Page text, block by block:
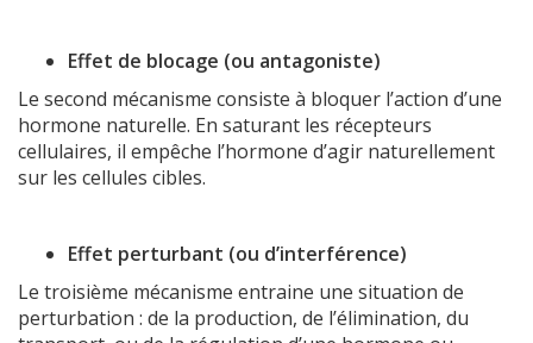
Effet de blocage (ou antagoniste)
Le second mécanisme consiste à bloquer l’action d’une
hormone naturelle. En saturant les récepteurs
cellulaires, il empêche l’hormone d’agir naturellement
sur les cellules cibles.
Effet perturbant (ou d’interférence)
Le troisième mécanisme entraine une situation de
perturbation : de la production, de l’élimination, du